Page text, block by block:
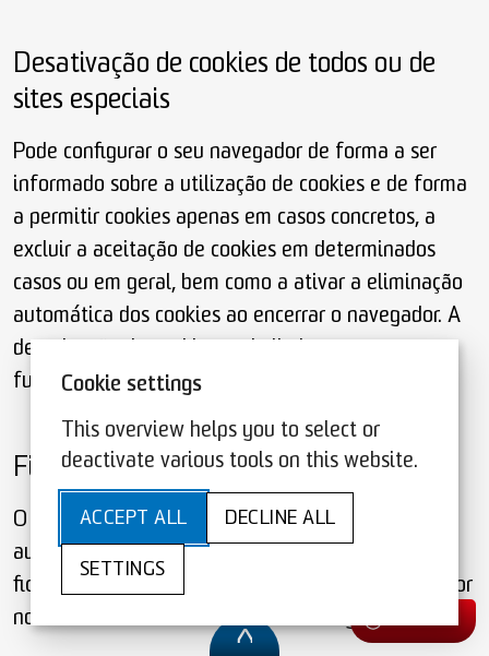
Cookie settings
This overview helps you to select or
deactivate various tools on this website.
ACCEPT ALL DECLINE ALL
SETTINGS
Desativação de cookies de todos ou de
sites especiais
Pode configurar o seu navegador de forma a ser
informado sobre a utilização de cookies e de forma
a permitir cookies apenas em casos concretos, a
excluir a aceitação de cookies em determinados
casos ou em geral, bem como a ativar a eliminação
automática dos cookies ao encerrar o navegador. A
desativação de cookies pode limitar a
funcionalidade de sites.
Ficheiros de registo de servidor
O fornecedor das páginas recolhe e armazena
automaticamente informações nos chamados
ficheiros de registo de servidor que o seu navegador
nos fornece automaticamente. São registados: